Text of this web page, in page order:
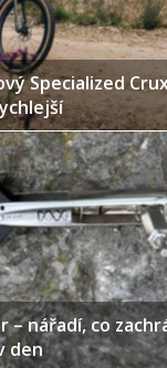
Specialized
– nářadí, co
den